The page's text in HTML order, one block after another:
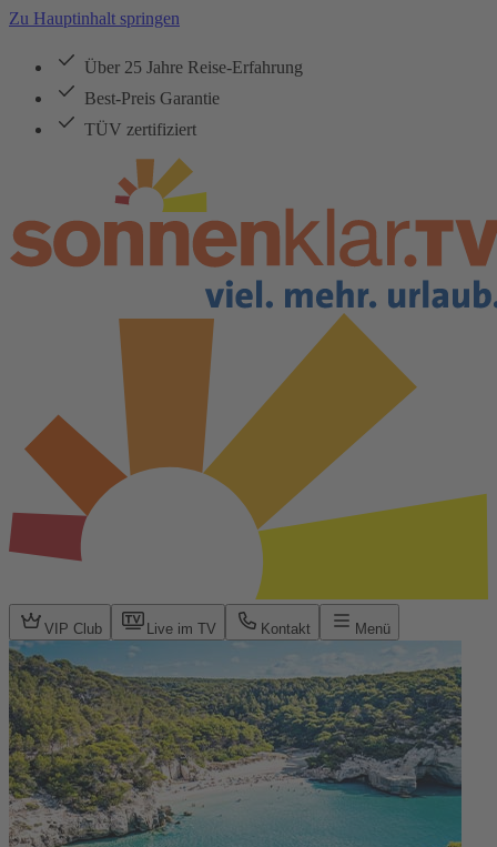
Zu Hauptinhalt springen
Über 25 Jahre Reise-Erfahrung
Best-Preis Garantie
TÜV zertifiziert
VIP Club Live im TV Kontakt Menü